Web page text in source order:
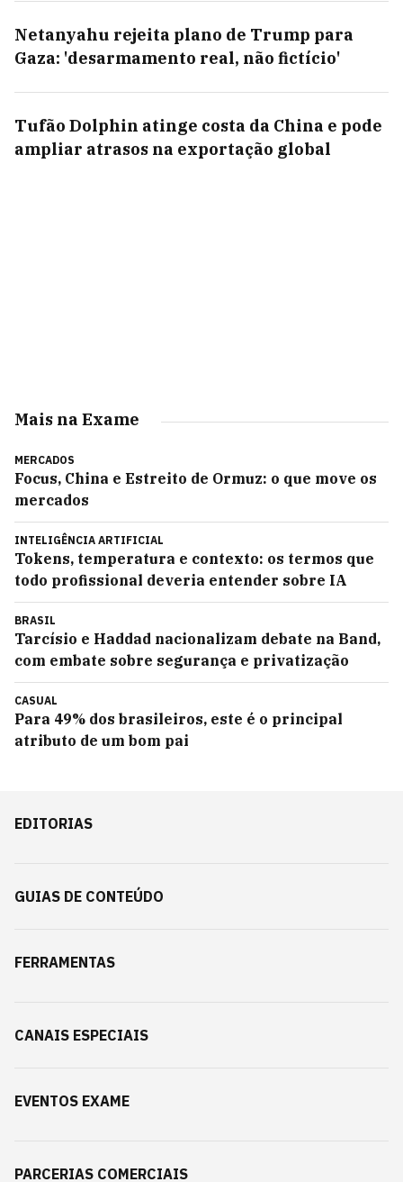
Netanyahu rejeita plano de Trump para
Gaza: 'desarmamento real, não fictício'
Tufão Dolphin atinge costa da China e pode
ampliar atrasos na exportação global
Mais na Exame
MERCADOS
Focus, China e Estreito de Ormuz: o que move os
mercados
INTELIGÊNCIA ARTIFICIAL
Tokens, temperatura e contexto: os termos que
todo profissional deveria entender sobre IA
BRASIL
Tarcísio e Haddad nacionalizam debate na Band,
com embate sobre segurança e privatização
CASUAL
Para 49% dos brasileiros, este é o principal
atributo de um bom pai
EDITORIAS
GUIAS DE CONTEÚDO
FERRAMENTAS
CANAIS ESPECIAIS
EVENTOS EXAME
PARCERIAS COMERCIAIS